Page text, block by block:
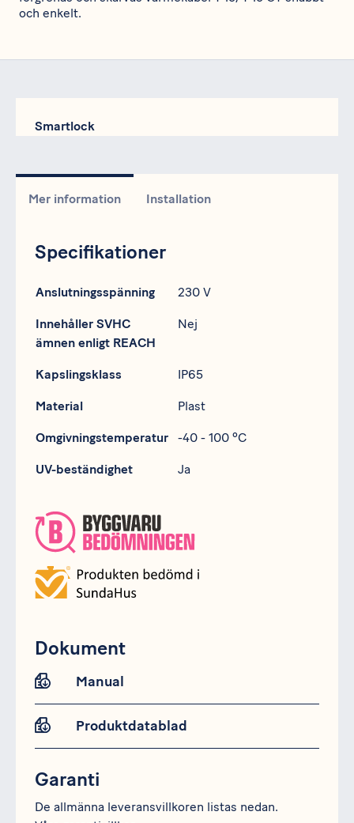
och enkelt.
Smartlock
Mer information Installation
Specifikationer
Specifikation Data
Anslutningsspänning 230 V
Innehåller SVHC
ämnen enligt REACH
Nej
Kapslingsklass IP65
Material Plast
Omgivningstemperatur -40 - 100 ºC
UV-beständighet Ja
Dokument
Manual
Produktdatablad
Garanti
De allmänna leveransvillkoren listas nedan.